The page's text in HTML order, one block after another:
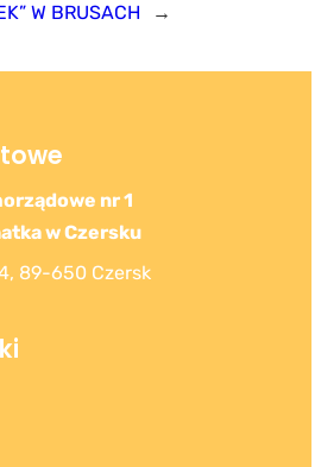
W BRUSACH
→
nr 1
w Czersku
89-650 Czersk